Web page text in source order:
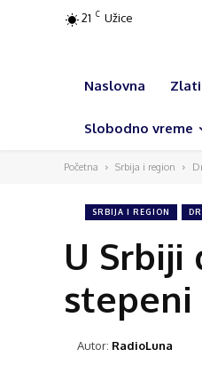
21 C Užice
Naslovna
Slobodno vreme
Početna Srbija i region
SRBIJA I REGION
U
stepeni
Autor: RadioLuna